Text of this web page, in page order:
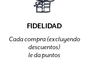
FIDELIDAD
Cada compra (excluyendo
descuentos)
le da puntos